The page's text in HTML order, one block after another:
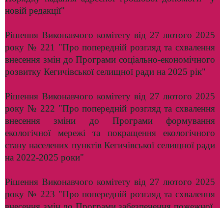
новій редакції"
Рішення Виконавчого комітету від 27 лютого 2025
року № 221 "Про попередній розгляд та схвалення
внесення змін до Програми соціально-економічного
розвитку Кегичівської селищної ради на 2025 рік"
Рішення Виконавчого комітету від 27 лютого 2025
року № 222 "Про попередній розгляд та схвалення
внесення зміни до Програми формування
екологічної мережі та покращення екологічного
стану населених пунктів Кегичівської селищної ради
на 2022-2025 роки"
Рішення Виконавчого комітету від 27 лютого 2025
року № 223 "Про попередній розгляд та схвалення